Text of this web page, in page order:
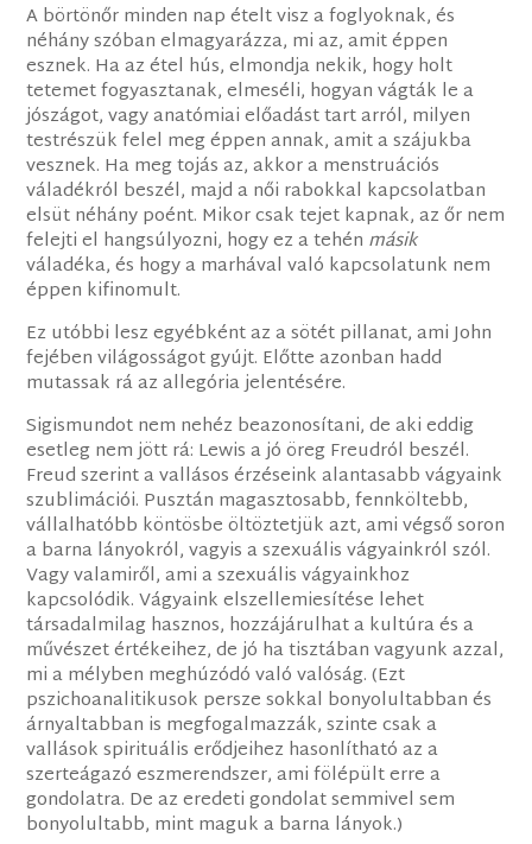
A börtönőr minden nap ételt visz a foglyoknak, és
néhány szóban elmagyarázza, mi az, amit éppen
esznek. Ha az étel hús, elmondja nekik, hogy holt
tetemet fogyasztanak, elmeséli, hogyan vágták le a
jószágot, vagy anatómiai előadást tart arról, milyen
testrészük felel meg éppen annak, amit a szájukba
vesznek. Ha meg tojás az, akkor a menstruációs
váladékról beszél, majd a női rabokkal kapcsolatban
elsüt néhány poént. Mikor csak tejet kapnak, az őr nem
felejti el hangsúlyozni, hogy ez a tehén másik
váladéka, és hogy a marhával való kapcsolatunk nem
éppen kifinomult.
Ez utóbbi lesz egyébként az a sötét pillanat, ami John
fejében világosságot gyújt. Előtte azonban hadd
mutassak rá az allegória jelentésére.
Sigismundot nem nehéz beazonosítani, de aki eddig
esetleg nem jött rá: Lewis a jó öreg Freudról beszél.
Freud szerint a vallásos érzéseink alantasabb vágyaink
szublimációi. Pusztán magasztosabb, fennköltebb,
vállalhatóbb köntösbe öltöztetjük azt, ami végső soron
a barna lányokról, vagyis a szexuális vágyainkról szól.
Vagy valamiről, ami a szexuális vágyainkhoz
kapcsolódik. Vágyaink elszellemiesítése lehet
társadalmilag hasznos, hozzájárulhat a kultúra és a
művészet értékeihez, de jó ha tisztában vagyunk azzal,
mi a mélyben meghúzódó való valóság. (Ezt
pszichoanalitikusok persze sokkal bonyolultabban és
árnyaltabban is megfogalmazzák, szinte csak a
vallások spirituális erődjeihez hasonlítható az a
szerteágazó eszmerendszer, ami fölépült erre a
gondolatra. De az eredeti gondolat semmivel sem
bonyolultabb, mint maguk a barna lányok.)